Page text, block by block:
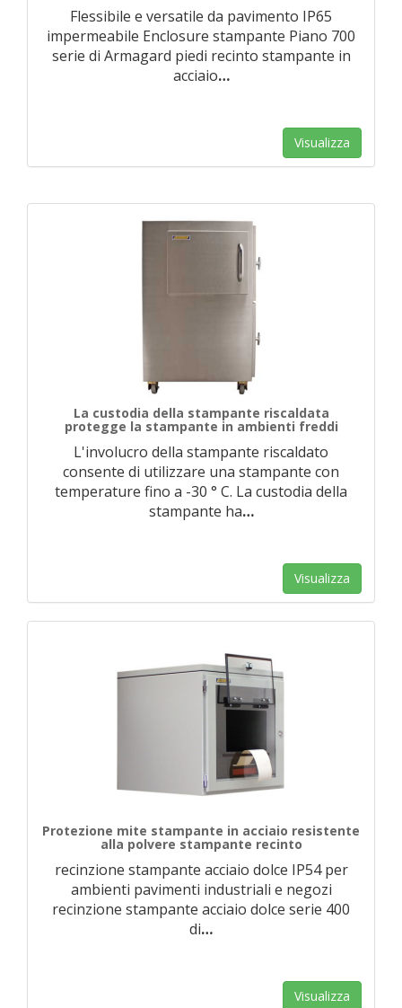
Flessibile e versatile da pavimento IP65
impermeabile Enclosure stampante Piano 700
serie di Armagard piedi recinto stampante in
acciaio…
Visualizza
La custodia della stampante riscaldata
protegge la stampante in ambienti freddi
L'involucro della stampante riscaldato
consente di utilizzare una stampante con
temperature fino a -30 ° C. La custodia della
stampante ha…
Visualizza
Protezione mite stampante in acciaio resistente
alla polvere stampante recinto
recinzione stampante acciaio dolce IP54 per
ambienti pavimenti industriali e negozi
recinzione stampante acciaio dolce serie 400
di…
Visualizza